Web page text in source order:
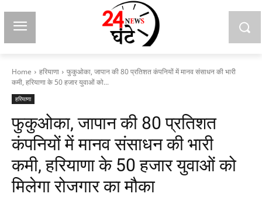
Home हरियाणा
फुकुओका, जापान की 80 प्रतिशत कंपनियों में मानव संसाधन की भारी
कमी, हरियाणा के 50 हजार युवाओं को...
हरियाणा
फुकुओका, जापान की 80 प्रतिशत
कंपनियों में मानव संसाधन की भारी
कमी, हरियाणा के 50 हजार युवाओं को
मिलेगा रोजगार का मौका